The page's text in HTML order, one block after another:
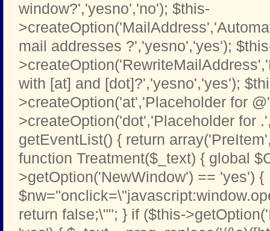
window?','yesno','no'); $this-
mail addresses ?','yesno','yes');
with [at] and [dot]?','yesno','yes');
>createOption('at','Placeholder for
>createOption('dot','Placeholder for
getEventList() { return
function Treatment($_text) { global
>getOption('NewWindow') == 'yes') {
return false;\""; } if ($this-